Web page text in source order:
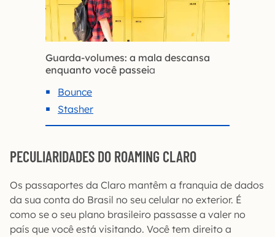
Guarda-volumes: a mala descansa
enquanto você passeia
Bounce
Stasher
PECULIARIDADES DO ROAMING CLARO
Os passaportes da Claro mantêm a franquia de dados
da sua conta do Brasil no seu celular no exterior. É
como se o seu plano brasileiro passasse a valer no
país que você está visitando. Você tem direito a